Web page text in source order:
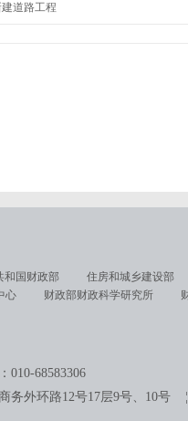
道路工程
和国财政部 住房和城乡建设部
心 财政部财政科学研究所
68583306
外环路12号17层9号、10号 ¦